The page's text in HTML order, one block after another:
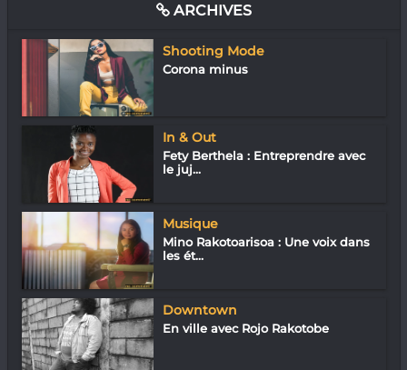
ARCHIVES
Shooting Mode
Corona minus
In & Out
Fety Berthela : Entreprendre avec
le juj...
Musique
Mino Rakotoarisoa : Une voix dans
les ét...
Downtown
En ville avec Rojo Rakotobe